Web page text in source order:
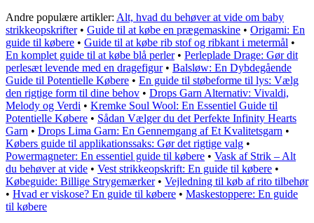
Andre populære artikler: Alt, hvad du behøver at vide om baby
strikkeopskrifter• Guide til at købe en prægemaskine • Origami: En
guide til købere • Guide til at købe rib stof og ribkant i metermål •
En komplet guide til at købe blå perler• Perleplade Drage: Gør dit
perlesæt levende med en dragefigur• Balsløw: En Dybdegående
Guide til Potentielle Købere • En guide til støbeforme til lys: Vælg
den rigtige form til dine behov • Drops Garn Alternativ: Vivaldi,
Melody og Verdi • Kremke Soul Wool: En Essentiel Guide til
Potentielle Købere • Sådan Vælger du det Perfekte Infinity Hearts
Garn • Drops Lima Garn: En Gennemgang af Et Kvalitetsgarn •
Købers guide til applikationssaks: Gør det rigtige valg •
Powermagneter: En essentiel guide til købere • Vask af Strik – Alt
du behøver at vide • Vest strikkeopskrift: En guide til købere •
Købeguide: Billige Strygemærker• Vejledning til køb af rito tilbehør
• Hvad er viskose? En guide til købere • Maskestoppere: En guide
til købere